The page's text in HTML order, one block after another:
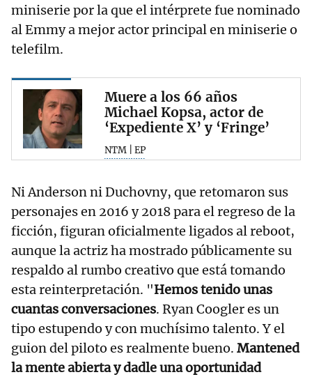
miniserie por la que el intérprete fue nominado
al Emmy a mejor actor principal en miniserie o
telefilm.
Muere a los 66 años
Michael Kopsa, actor de
‘Expediente X’ y ‘Fringe’
NTM | EP
Ni Anderson ni Duchovny, que retomaron sus
personajes en 2016 y 2018 para el regreso de la
ficción, figuran oficialmente ligados al reboot,
aunque la actriz ha mostrado públicamente su
respaldo al rumbo creativo que está tomando
esta reinterpretación. "Hemos tenido unas
cuantas conversaciones. Ryan Coogler es un
tipo estupendo y con muchísimo talento. Y el
guion del piloto es realmente bueno. Mantened
la mente abierta y dadle una oportunidad